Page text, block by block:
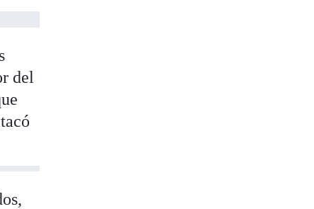
del